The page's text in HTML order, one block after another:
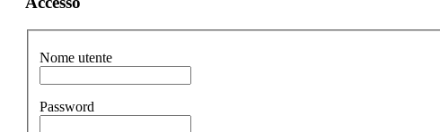
Nome utente
Password